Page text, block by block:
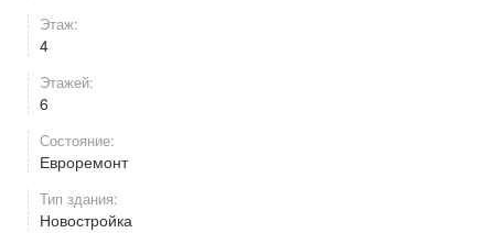
Этаж:
4
Этажей:
6
Состояние:
Евроремонт
Тип здания:
Новостройка